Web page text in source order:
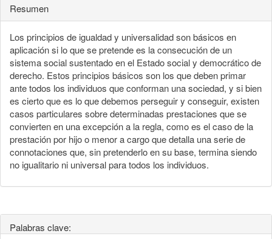
Resumen
Los principios de igualdad y universalidad son básicos en
aplicación si lo que se pretende es la consecución de un
sistema social sustentado en el Estado social y democrático de
derecho. Estos principios básicos son los que deben primar
ante todos los individuos que conforman una sociedad, y si bien
es cierto que es lo que debemos perseguir y conseguir, existen
casos particulares sobre determinadas prestaciones que se
convierten en una excepción a la regla, como es el caso de la
prestación por hijo o menor a cargo que detalla una serie de
connotaciones que, sin pretenderlo en su base, termina siendo
no igualitario ni universal para todos los individuos.
Palabras clave: